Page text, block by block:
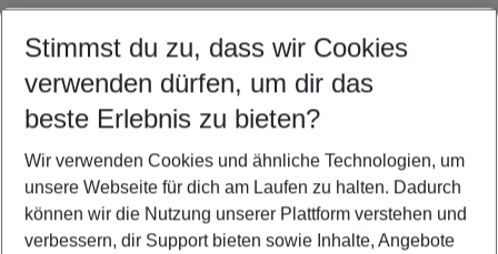
Quicklinks
Last Minute Ibiza Stadt
Frübucher Angebote Ibiza Stadt für 2026
Pauschalreisen Ibiza Stadt
Familienurlaub Ibiza Stadt
Stimmst du zu, dass wir Cookies
verwenden dürfen, um dir das
beste Erlebnis zu bieten?
Wir verwenden Cookies und ähnliche Technologien, um
unsere Webseite für dich am Laufen zu halten. Dadurch
können wir die Nutzung unserer Plattform verstehen und
verbessern, dir Support bieten sowie Inhalte, Angebote